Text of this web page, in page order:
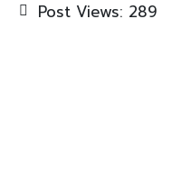
Post Views: 289